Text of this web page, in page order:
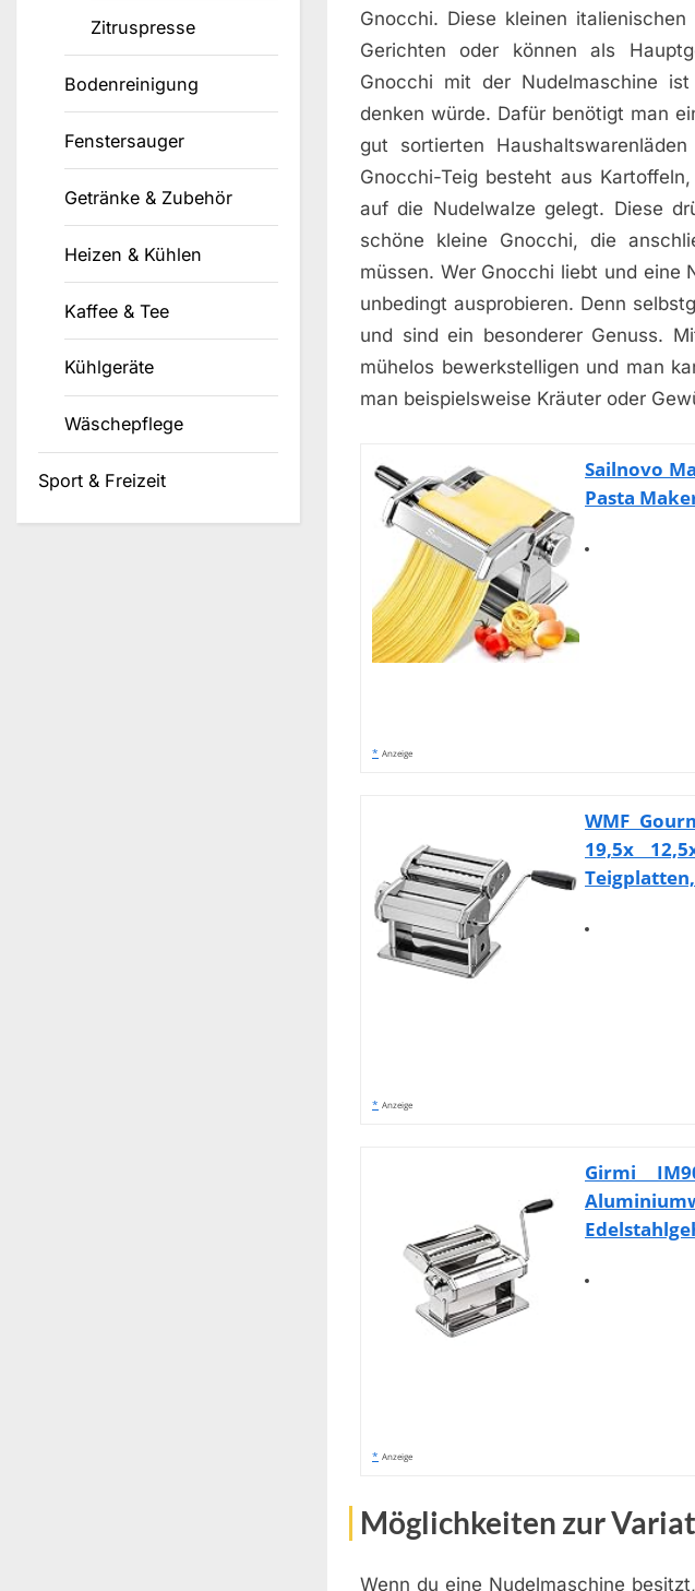
Gnocchi. Diese kleinen
Gerichten oder können als
Gnocchi mit der Nudelmaschine
denken würde. Dafür benötigt man
gut sortierten
Gnocchi-Teig besteht aus
auf die Nudelwalze gelegt. Diese
schöne kleine Gnocchi, die
müssen. Wer Gnocchi liebt und eine
unbedingt ausprobieren. Denn
und sind ein besonderer Genuss.
mühelos bewerkstelligen und man
man beispielsweise Kräuter oder
Sailnovo
Pasta
* Anzeige
WMF
19,5x
* Anzeige
Girmi
* Anzeige
Möglichkeiten zur
Wenn du eine Nudelmaschine
Zitruspresse
Bodenreinigung
Fenstersauger
Getränke & Zubehör
Heizen & Kühlen
Kaffee & Tee
Kühlgeräte
Wäschepflege
Sport & Freizeit